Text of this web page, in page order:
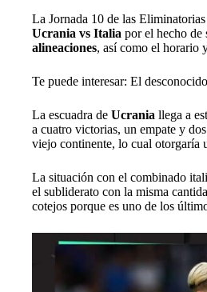
La Jornada 10 de las
Ucrania vs Italia por el hecho de
alineaciones, así como el horario
Te puede interesar: El
La escuadra de Ucrania llega a
a cuatro victorias, un empate y
viejo continente, lo cual otorgaría
La situación con el combinado
el subliderato con la misma
cotejos porque es uno de los